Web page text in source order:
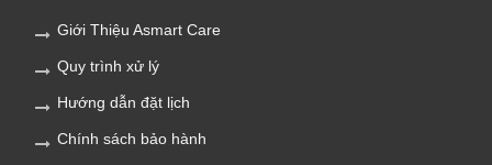
Giới Thiệu Asmart Care
Quy trình xử lý
Hướng dẫn đặt lịch
Chính sách bảo hành